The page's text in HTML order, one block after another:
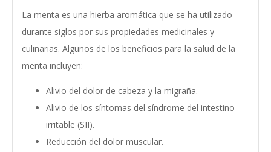
La menta es una hierba aromática que se ha utilizado
durante siglos por sus propiedades medicinales y
culinarias. Algunos de los beneficios para la salud de la
menta incluyen:
Alivio del dolor de cabeza y la migraña.
Alivio de los síntomas del síndrome del intestino
irritable (SII).
Reducción del dolor muscular.